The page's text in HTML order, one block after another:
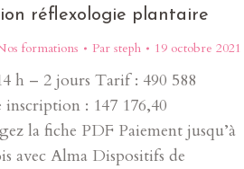
réflexologie plantaire
formations Par steph 19 octobre 2021
h – 2 jours Tarif : 490 588
: 147 176,40
la fiche PDF Paiement jusqu’à
avec Alma Dispositifs de